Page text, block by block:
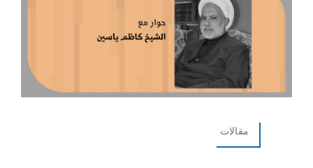
مقالات